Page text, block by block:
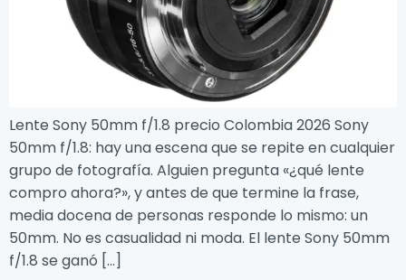
Lente Sony 50mm f/1.8 precio Colombia 2026 Sony
50mm f/1.8: hay una escena que se repite en cualquier
grupo de fotografía. Alguien pregunta «¿qué lente
compro ahora?», y antes de que termine la frase,
media docena de personas responde lo mismo: un
50mm. No es casualidad ni moda. El lente Sony 50mm
f/1.8 se ganó […]